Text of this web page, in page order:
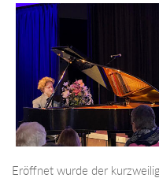
Eröffnet wurde der